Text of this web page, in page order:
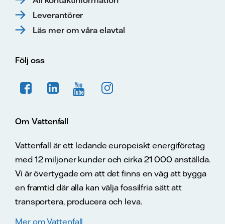
Leverantörer
Läs mer om våra elavtal
Följ oss
Om Vattenfall
Vattenfall är ett ledande europeiskt energiföretag
med 12 miljoner kunder och cirka 21 000 anställda.
Vi är övertygade om att det finns en väg att bygga
en framtid där alla kan välja fossilfria sätt att
transportera, producera och leva.
Mer om Vattenfall